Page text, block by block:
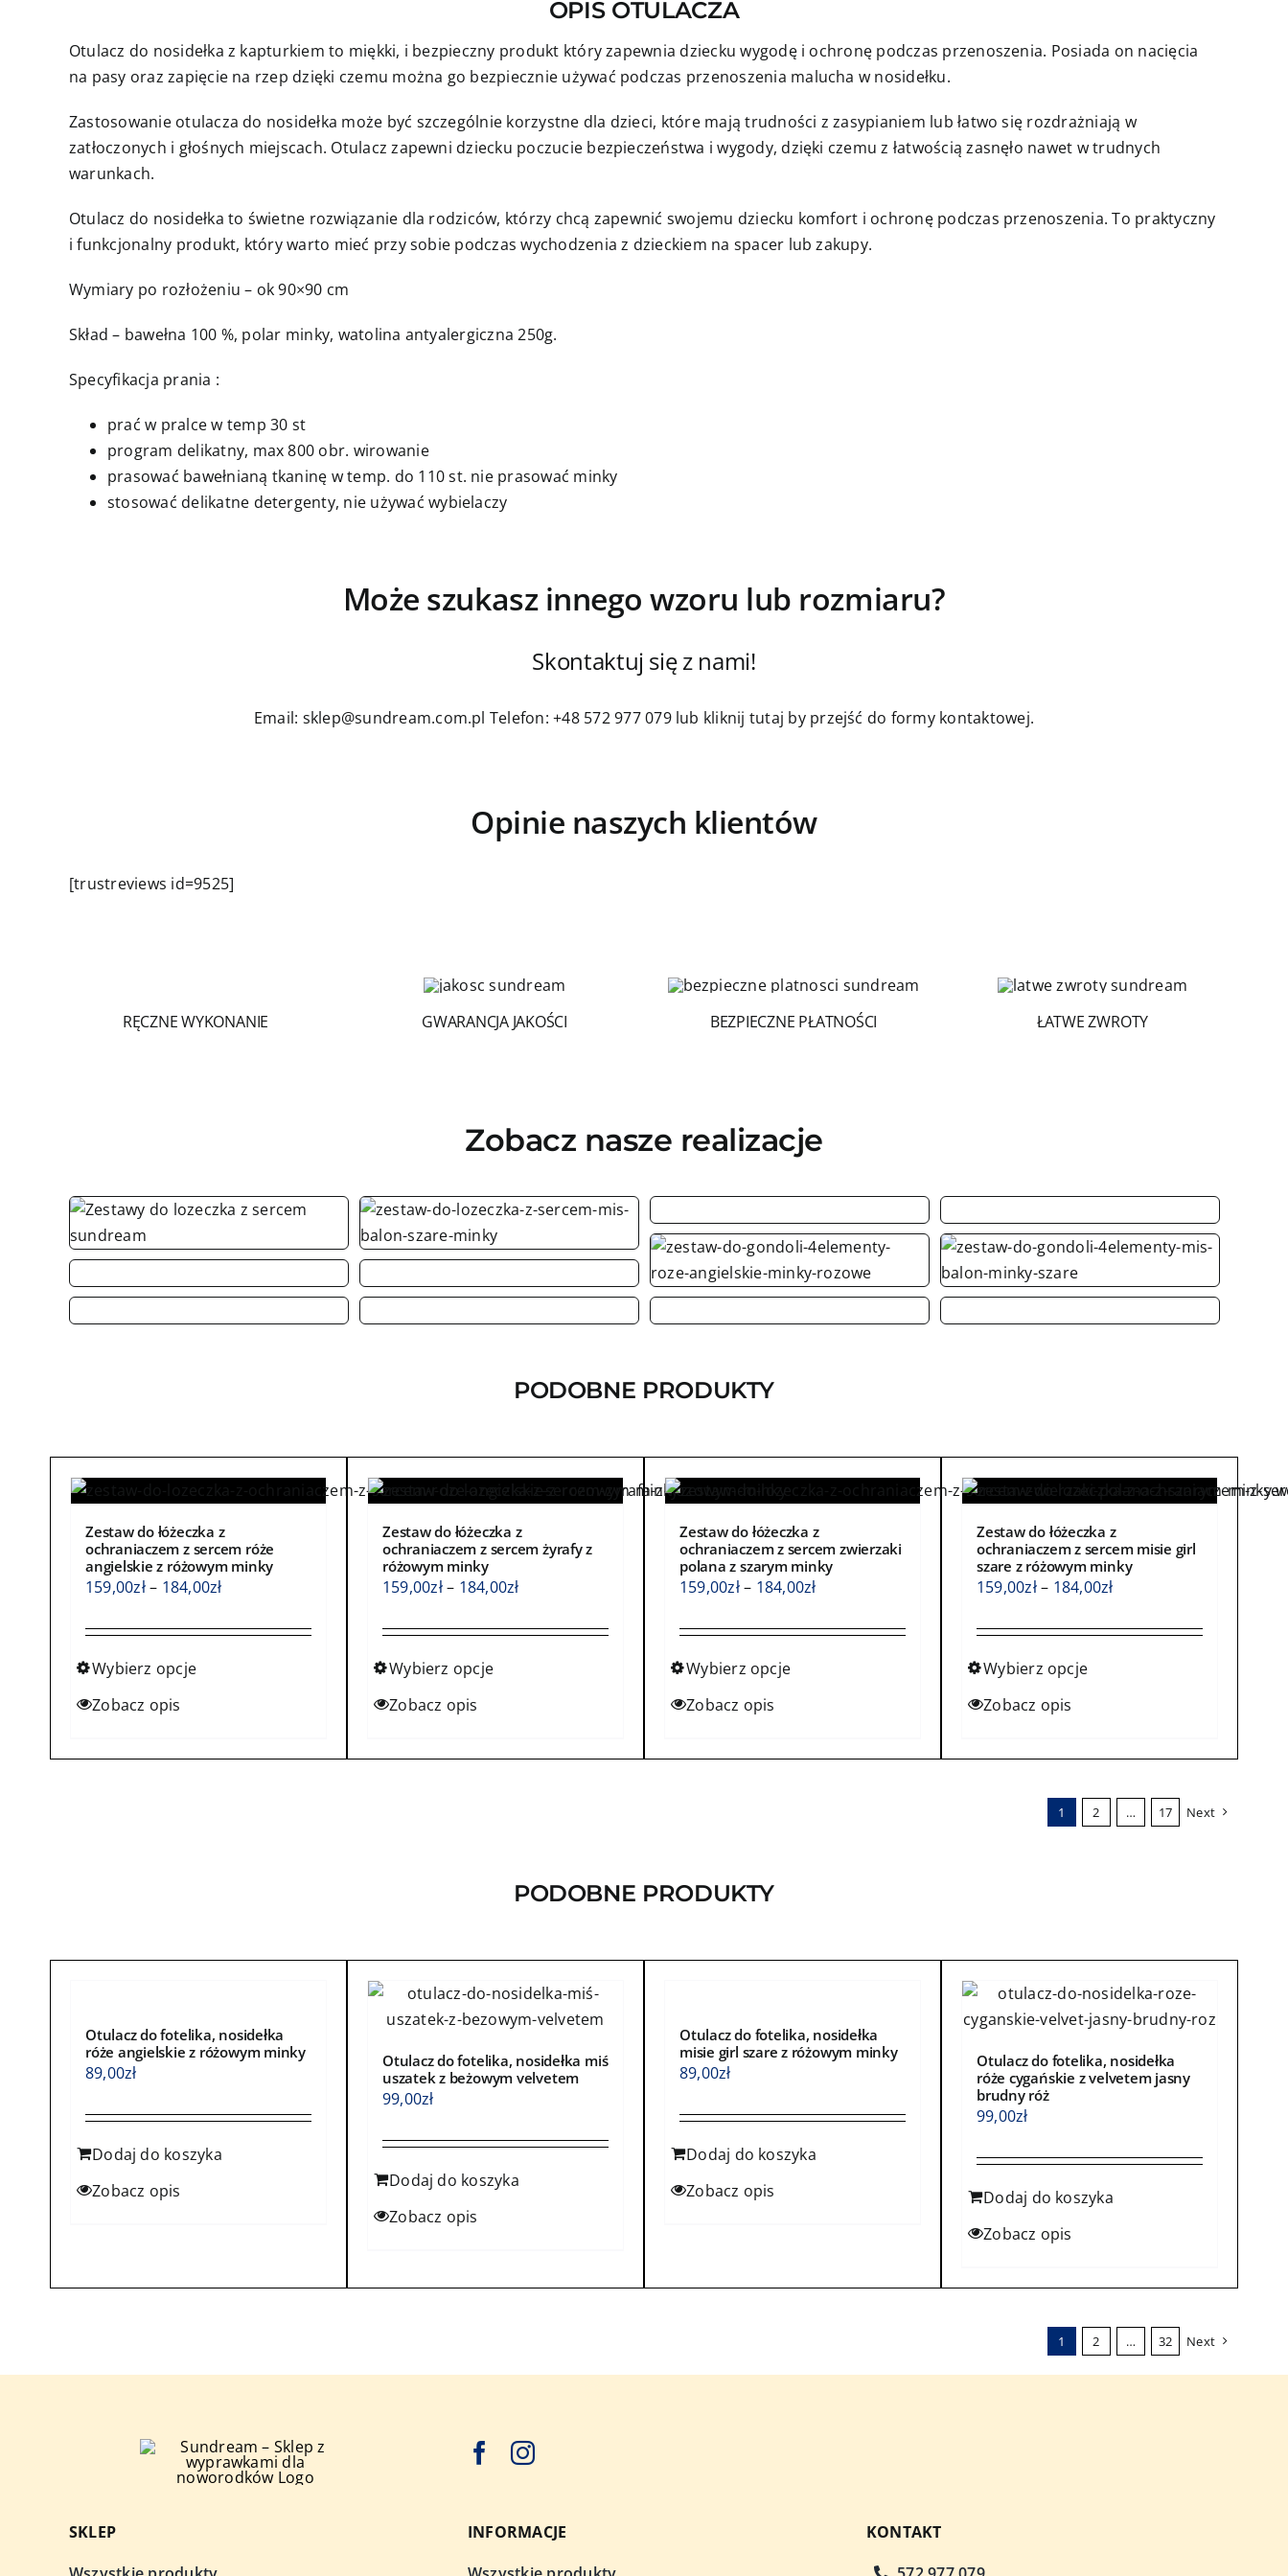
różowym
minky
OPIS OTULACZA
Otulacz do nosidełka z kapturkiem to miękki, i bezpieczny produkt który zapewnia dziecku wygodę i ochronę podczas przenoszenia. Posiada on nacięcia
na pasy oraz zapięcie na rzep dzięki czemu można go bezpiecznie używać podczas przenoszenia malucha w nosidełku.
Zastosowanie otulacza do nosidełka może być szczególnie korzystne dla dzieci, które mają trudności z zasypianiem lub łatwo się rozdrażniają w
zatłoczonych i głośnych miejscach. Otulacz zapewni dziecku poczucie bezpieczeństwa i wygody, dzięki czemu z łatwością zasnęło nawet w trudnych
warunkach.
Otulacz do nosidełka to świetne rozwiązanie dla rodziców, którzy chcą zapewnić swojemu dziecku komfort i ochronę podczas przenoszenia. To praktyczny
i funkcjonalny produkt, który warto mieć przy sobie podczas wychodzenia z dzieckiem na spacer lub zakupy.
Wymiary po rozłożeniu – ok 90×90 cm
Skład – bawełna 100 %, polar minky, watolina antyalergiczna 250g.
Specyfikacja prania :
prać w pralce w temp 30 st
program delikatny, max 800 obr. wirowanie
prasować bawełnianą tkaninę w temp. do 110 st. nie prasować minky
stosować delikatne detergenty, nie używać wybielaczy
Może szukasz innego wzoru lub rozmiaru?
Skontaktuj się z nami!
Email: sklep@sundream.com.pl Telefon: +48 572 977 079 lub kliknij tutaj by przejść do formy kontaktowej.
Opinie naszych klientów
[trustreviews id=9525]
RĘCZNE WYKONANIE GWARANCJA JAKOŚCI BEZPIECZNE PŁATNOŚCI ŁATWE ZWROTY
Zobacz nasze realizacje
PODOBNE PRODUKTY
Zestaw do łóżeczka z
ochraniaczem z sercem róże
angielskie z różowym minky
159,00zł– 184,00złZakres
od
Wybierz opcje
Ten
produktu
Zobacz opis
Zestaw do łóżeczka z
ochraniaczem z sercem żyrafy z
różowym minky
159,00zł– 184,00złZakres
od
Wybierz opcje
Ten
produktu
Zobacz opis
Zestaw do łóżeczka z
ochraniaczem z sercem zwierzaki
polana z szarym minky
159,00zł– 184,00złZakres
od
Wybierz opcje
Ten
na
produktu
Zobacz opis
Zestaw do łóżeczka z
ochraniaczem z sercem misie girl
szare z różowym minky
159,00zł– 184,00złZakres
od
Wybierz opcje
Ten
wariantów.
produktu
Zobacz opis
1 2 … 17 Next
PODOBNE PRODUKTY
Otulacz do fotelika, nosidełka
róże angielskie z różowym minky
89,00zł
Dodaj do koszyka
Zobacz opis
Otulacz do fotelika, nosidełka miś
uszatek z beżowym velvetem
99,00zł
Dodaj do koszyka
Zobacz opis
Otulacz do fotelika, nosidełka
misie girl szare z różowym minky
89,00zł
Dodaj do koszyka
Zobacz opis
Otulacz do fotelika, nosidełka
róże cygańskie z velvetem jasny
brudny róż
99,00zł
Dodaj do koszyka
Zobacz opis
1 2 … 32 Next
SKLEP
INFORMACJE
KONTAKT